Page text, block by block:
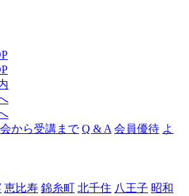
から受講まで Q & A 会員優待 よ
恵比寿 錦糸町 北千住 八王子 昭和